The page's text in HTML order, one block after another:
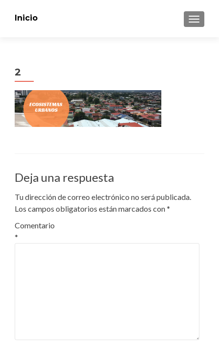
Inicio
2
Deja una respuesta
Tu dirección de correo electrónico no será publicada.
Los campos obligatorios están marcados con*
Comentario
*